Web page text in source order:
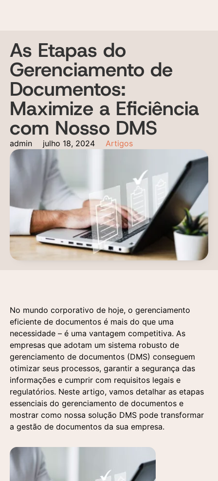
As Etapas do
Gerenciamento de
Documentos:
Maximize a Eficiência
com Nosso DMS
admin julho 18, 2024 Artigos
No mundo corporativo de hoje, o gerenciamento
eficiente de documentos é mais do que uma
necessidade – é uma vantagem competitiva. As
empresas que adotam um sistema robusto de
gerenciamento de documentos (DMS) conseguem
otimizar seus processos, garantir a segurança das
informações e cumprir com requisitos legais e
regulatórios. Neste artigo, vamos detalhar as etapas
essenciais do gerenciamento de documentos e
mostrar como nossa solução DMS pode transformar
a gestão de documentos da sua empresa.